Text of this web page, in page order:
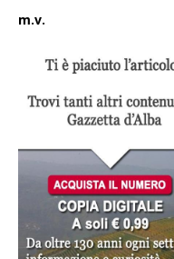
m.v.